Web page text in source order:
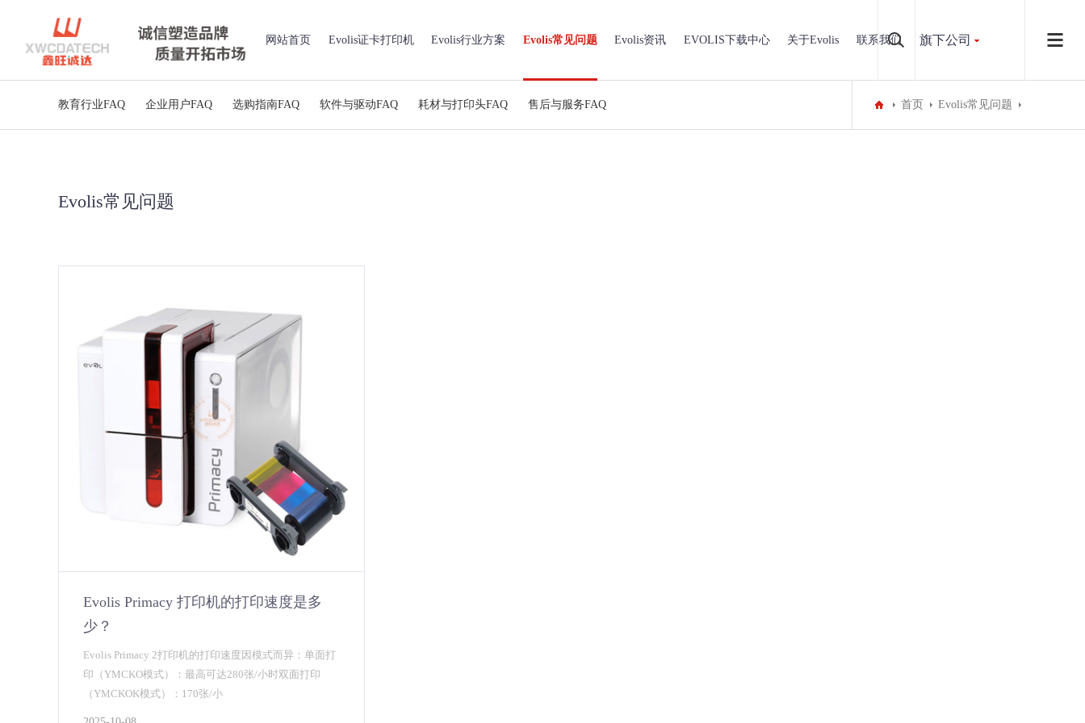
网站首页 Evolis证卡打印机 Evolis行业方案 Evolis常见问题 Evolis资讯 EVOLIS下载中心 关于Evolis 联系我们 旗下公司
教育行业FAQ 企业用户FAQ 选购指南FAQ 软件与驱动FAQ 耗材与打印头FAQ 售后与服务FAQ 首页 Evolis常见问题
Evolis常见问题
Evolis Primacy 打印机的打印速度是多
少？
Evolis Primacy 2打印机的打印速度因模式而异：‌单面打
印（YMCKO模式）‌：最高可达280张/小时‌双面打印
（YMCKOK模式）‌：170张/小